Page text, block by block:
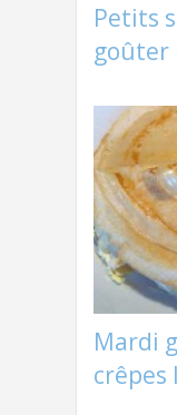
Petits
goûter
Mardi
crêpes